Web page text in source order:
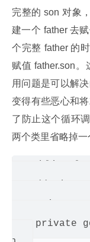
完整的 son 对象
建一个 father 去
个完整 father 的
赋值 father.son
用问题是可以解
变得有些恶心和
了防止这个循环
两个类里省略掉一
private